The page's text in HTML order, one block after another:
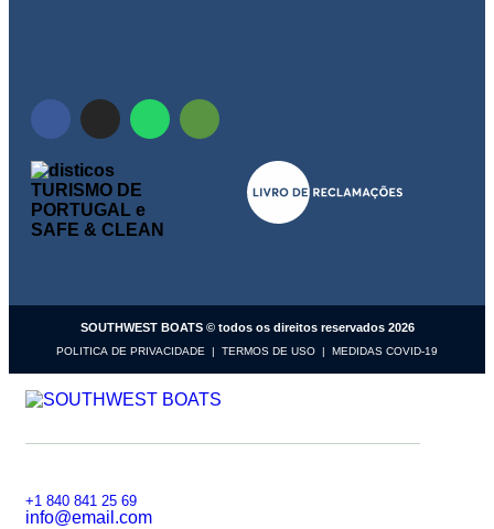
SOUTHWEST BOATS © todos os direitos reservados 2026
POLITICA DE PRIVACIDADE | TERMOS DE USO | MEDIDAS COVID-19
+1 840 841 25 69
info@email.com